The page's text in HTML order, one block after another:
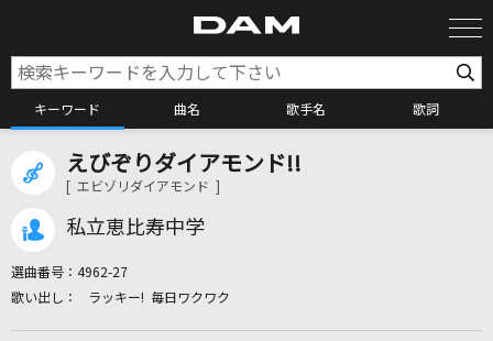
キーワード 曲名 歌手名 歌詞
カラオケ検索
えびぞりダイアモンド!!
[ エビゾリダイアモンド ]
私立恵比寿中学
選曲番号： 4962-27
ラッキー! 毎日ワクワク